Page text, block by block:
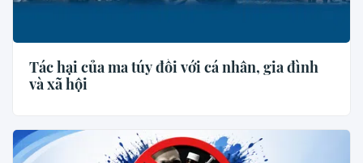
Tác hại của ma túy đối với cá nhân, gia đình
và xã hội